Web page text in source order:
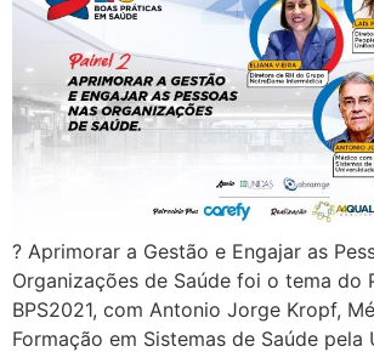
? Aprimorar a Gestão e Engajar as
Organizações de Saúde foi o tema do
BPS2021, com Antonio Jorge Kropf,
Formação em Sistemas de Saúde pela